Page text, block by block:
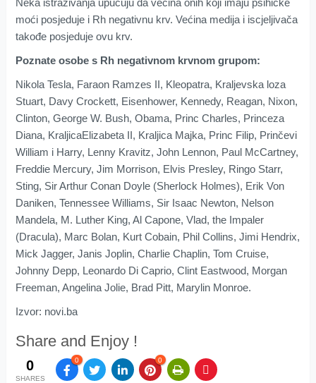
Neka istraživanja upućuju da većina onih koji imaju psihičke
moći posjeduje i Rh negativnu krv. Većina medija i iscjeljivača
takođe posjeduje ovu krv.
Poznate osobe s Rh negativnom krvnom grupom:
Nikola Tesla, Faraon Ramzes II, Kleopatra, Kraljevska loza
Stuart, Davy Crockett, Eisenhower, Kennedy, Reagan, Nixon,
Clinton, George W. Bush, Obama, Princ Charles, Princeza
Diana, KraljicaElizabeta II, Kraljica Majka, Princ Filip, Prinčevi
William i Harry, Lenny Kravitz, John Lennon, Paul McCartney,
Freddie Mercury, Jim Morrison, Elvis Presley, Ringo Starr,
Sting, Sir Arthur Conan Doyle (Sherlock Holmes), Erik Von
Daniken, Tennessee Williams, Sir Isaac Newton, Nelson
Mandela, M. Luther King, Al Capone, Vlad, the Impaler
(Dracula), Marc Bolan, Kurt Cobain, Phil Collins, Jimi Hendrix,
Mick Jagger, Janis Joplin, Charlie Chaplin, Tom Cruise,
Johnny Depp, Leonardo Di Caprio, Clint Eastwood, Morgan
Freeman, Angelina Jolie, Brad Pitt, Marylin Monroe.
Izvor: novi.ba
Share and Enjoy !
0
SHARES
0 0